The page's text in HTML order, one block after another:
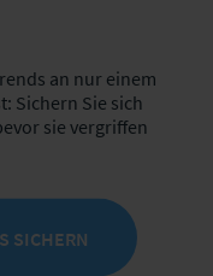
an nur einem
Sichern Sie sich
sie vergriffen
SICHERN